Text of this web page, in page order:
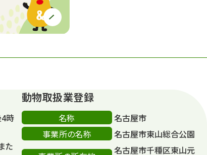
時
た
動物取扱業登録
名称
名古屋市
事業所の名称
名古屋市東山総合公園
名古屋市千種区東山元